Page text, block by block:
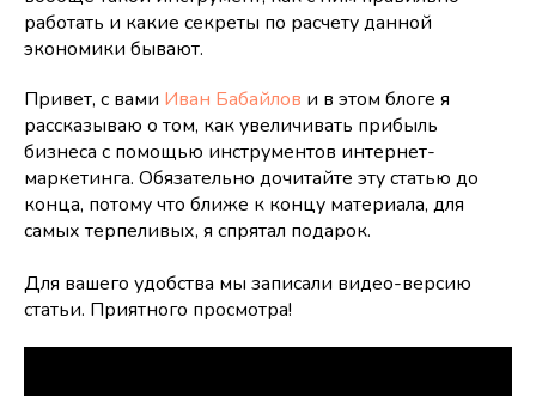
работать и какие секреты по расчету данной
экономики бывают.
Привет, с вами Иван Бабайлов и в этом блоге я
рассказываю о том, как увеличивать прибыль
бизнеса с помощью инструментов интернет-
маркетинга. Обязательно дочитайте эту статью до
конца, потому что ближе к концу материала, для
самых терпеливых, я спрятал подарок.
Для вашего удобства мы записали видео-версию
статьи. Приятного просмотра!